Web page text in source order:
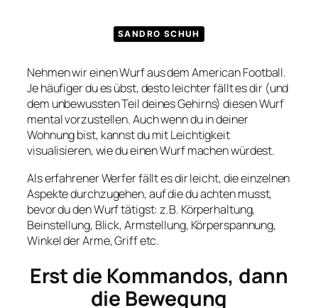
SANDRO SCHUH
Nehmen wir einen Wurf aus dem American Football.
Je häufiger du es übst, desto leichter fällt es dir (und
dem unbewussten Teil deines Gehirns) diesen Wurf
mental vorzustellen. Auch wenn du in deiner
Wohnung bist, kannst du mit Leichtigkeit
visualisieren, wie du einen Wurf machen würdest.
Als erfahrener Werfer fällt es dir leicht, die einzelnen
Aspekte durchzugehen, auf die du achten musst,
bevor du den Wurf tätigst: z.B. Körperhaltung,
Beinstellung, Blick, Armstellung, Körperspannung,
Winkel der Arme, Griff etc.
Erst die Kommandos, dann
die Bewegung